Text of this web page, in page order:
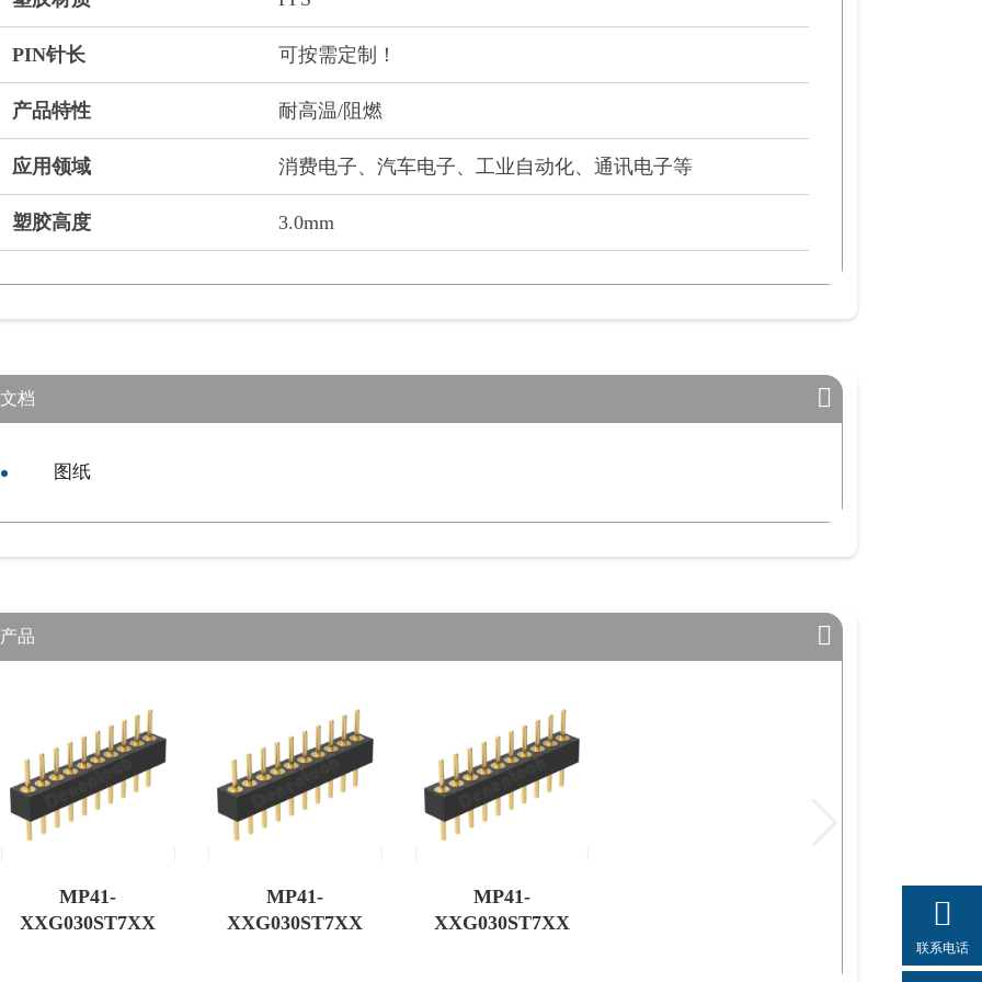
PIN针长 可按需定制！
产品特性 耐高温/阻燃
应用领域 消费电子、汽车电子、工业自动化、通讯电子等
塑胶高度 3.0mm
档
图纸
品
MP41-
XXG030ST7XX
MP41-
XXG030ST7XX
MP41-
XXG030ST7XX
联系电话